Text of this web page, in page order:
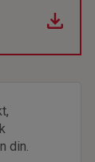
din.